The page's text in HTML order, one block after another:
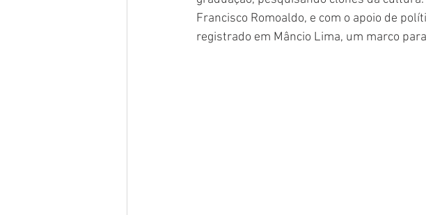
Francisco Romoaldo, e com o apoio de
registrado em Mâncio Lima, um marco